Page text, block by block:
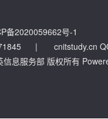
备2020059662号-1
|
cnitstudy.cn
息服务部 版权所有